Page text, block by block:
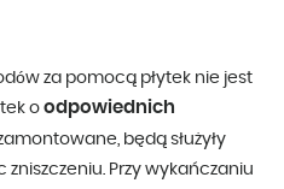
za pomocą płytek nie jest
o odpowiednich
będą służyły
zniszczeniu. Przy wykańczaniu